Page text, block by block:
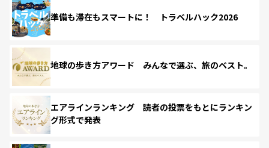
準備も滞在もスマートに！ トラベルハック2026
地球の歩き方アワード みんなで選ぶ、旅のベスト。
エアラインランキング 読者の投票をもとにランキン
グ形式で発表